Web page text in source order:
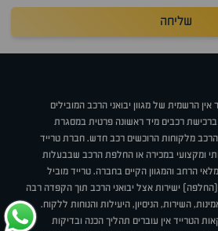
שליחה
אין הרשמית של מגוון יבואני הרכב המובילים
רכבים מיד ראשונה פרטית במסגרת
הרכב מלקוחות הרוכשים רכב חדש. חברת טרייד
ומקצועי במכירה או החלפת הרכב שבבעלות
הרחב והמגוון הקיים בחברה. טרייד מוביל
ישירות אצל יבואני הרכב תוך הקפדה רבה
השירות, הניסיון, היעילות והנוחות ללקוח.
הטרייד אין עוברים תהליך הכנה ובדיקות